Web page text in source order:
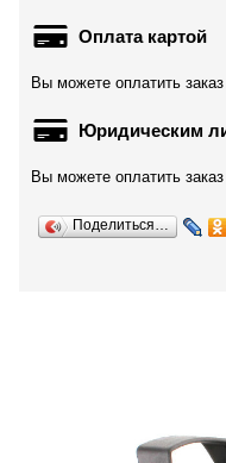
Оплата картой
Вы можете оплатить
Юридическим
Вы можете оплатить
Поделиться…